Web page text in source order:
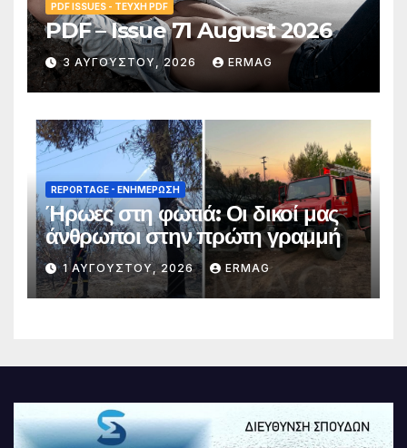
PDF ISSUES - ΤΕΎΧΗ PDF
PDF – Issue 71 August 2026
3 ΑΥΓΟΎΣΤΟΥ, 2026 ERMAG
REPORTAGE - EΝΗΜΈΡΩΣΗ
Ήρωες στη φωτιά: Οι δικοί μας
άνθρωποι στην πρώτη γραμμή
1 ΑΥΓΟΎΣΤΟΥ, 2026 ERMAG